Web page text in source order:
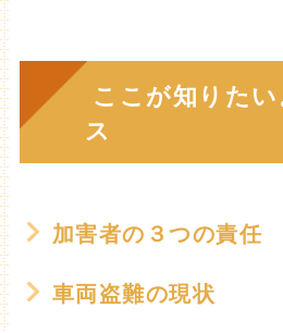
ここが知りた
ス
加害者の３つの責任
車両盗難の現状